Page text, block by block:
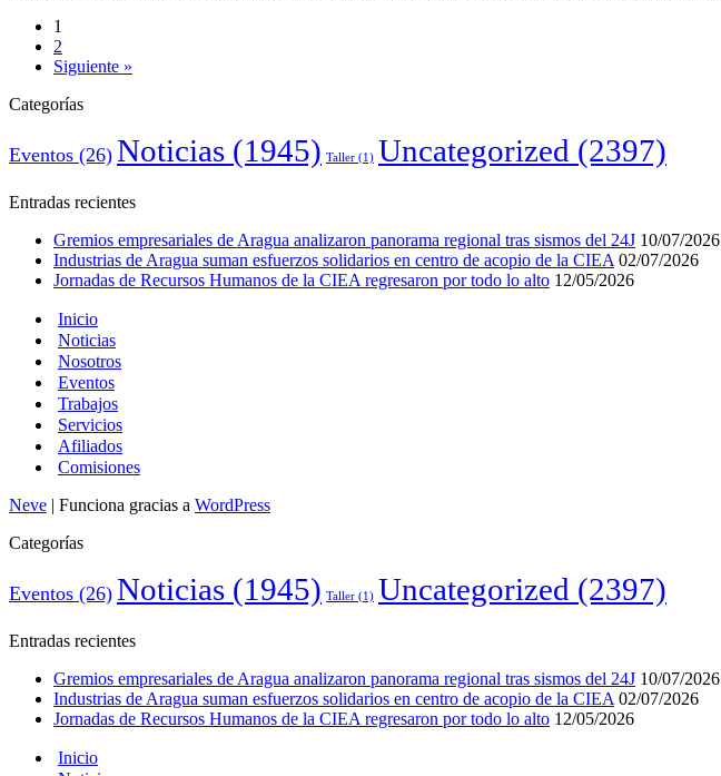
1
2
Siguiente »
Categorías
Eventos (26) Noticias (1945) Taller (1) Uncategorized (2397)
Entradas recientes
Gremios empresariales de Aragua analizaron panorama regional tras sismos del 24J 10/07/2026
Industrias de Aragua suman esfuerzos solidarios en centro de acopio de la CIEA 02/07/2026
Jornadas de Recursos Humanos de la CIEA regresaron por todo lo alto 12/05/2026
Inicio
Noticias
Nosotros
Eventos
Trabajos
Servicios
Afiliados
Comisiones
Neve | Funciona gracias a WordPress
Categorías
Eventos (26) Noticias (1945) Taller (1) Uncategorized (2397)
Entradas recientes
Gremios empresariales de Aragua analizaron panorama regional tras sismos del 24J 10/07/2026
Industrias de Aragua suman esfuerzos solidarios en centro de acopio de la CIEA 02/07/2026
Jornadas de Recursos Humanos de la CIEA regresaron por todo lo alto 12/05/2026
Inicio